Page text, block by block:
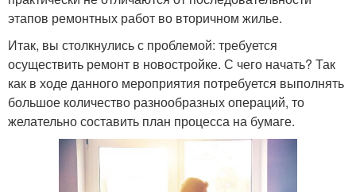
этапов ремонтных работ во вторичном жилье.
Итак, вы столкнулись с проблемой: требуется
осуществить ремонт в новостройке. С чего начать? Так
как в ходе данного мероприятия потребуется выполнять
большое количество разнообразных операций, то
желательно составить план процесса на бумаге.